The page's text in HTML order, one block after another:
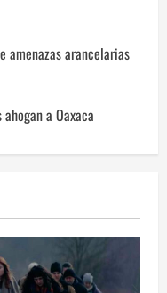
amenazas arancelarias
a Oaxaca